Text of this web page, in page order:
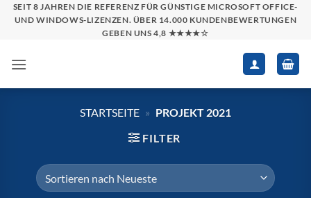
Zum
Inhalt
SEIT 8 JAHREN DIE REFERENZ FÜR GÜNSTIGE MICROSOFT OFFICE-
UND WINDOWS-LIZENZEN. ÜBER 14.000 KUNDENBEWERTUNGEN
GEBEN UNS 4,8 ★★★★☆
STARTSEITE » PROJEKT 2021
FILTER